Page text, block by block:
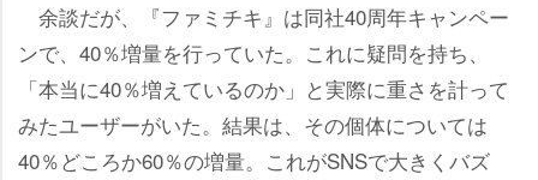
余談だが、『ファミチキ』は同社40周年キャンペー
ンで、40％増量を行っていた。これに疑問を持ち、
「本当に40％増えているのか」と実際に重さを計って
みたユーザーがいた。結果は、その個体については
40％どころか60％の増量。これがSNSで大きくバズ